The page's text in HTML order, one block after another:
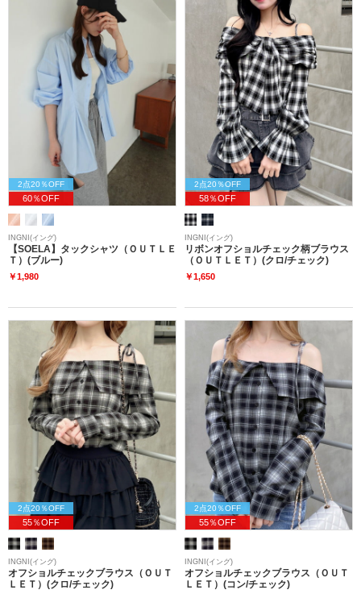
2点20％OFF
60％OFF
INGNI(イング)
【SOELA】タックシャツ（ＯＵＴＬＥ
Ｔ）(ブルー)
￥1,980
2点20％OFF
58％OFF
INGNI(イング)
リボンオフショルチェック柄ブラウス
（ＯＵＴＬＥＴ）(クロ/チェック)
￥1,650
2点20％OFF
55％OFF
INGNI(イング)
オフショルチェックブラウス（ＯＵＴ
ＬＥＴ）(クロ/チェック)
2点20％OFF
55％OFF
INGNI(イング)
オフショルチェックブラウス（ＯＵＴ
ＬＥＴ）(コン/チェック)